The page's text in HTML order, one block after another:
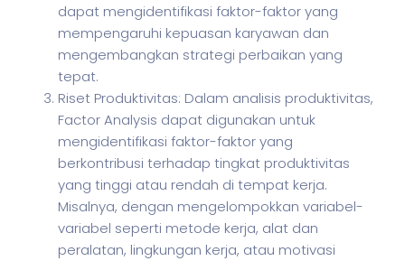
dapat mengidentifikasi faktor-faktor yang
mempengaruhi kepuasan karyawan dan
mengembangkan strategi perbaikan yang
tepat.
Riset Produktivitas: Dalam analisis produktivitas,
Factor Analysis dapat digunakan untuk
mengidentifikasi faktor-faktor yang
berkontribusi terhadap tingkat produktivitas
yang tinggi atau rendah di tempat kerja.
Misalnya, dengan mengelompokkan variabel-
variabel seperti metode kerja, alat dan
peralatan, lingkungan kerja, atau motivasi